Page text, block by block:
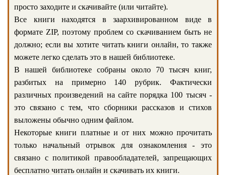
просто заходите и скачивайте (или читайте).
Все книги находятся в заархивированном виде в
формате ZIP, поэтому проблем со скачиванием быть не
должно; если вы хотите читать книги онлайн, то также
можете легко сделать это в нашей библиотеке.
В нашей библиотеке собраны около 70 тысяч книг,
разбитых на примерно 140 рубрик. Фактически
различных произведений на сайте порядка 100 тысяч -
это связано с тем, что сборники рассказов и стихов
выложены обычно одним файлом.
Некоторые книги платные и от них можно прочитать
только начальный отрывок для ознакомления - это
связано с политикой правообладателей, запрещающих
бесплатно читать онлайн и скачивать их книги.